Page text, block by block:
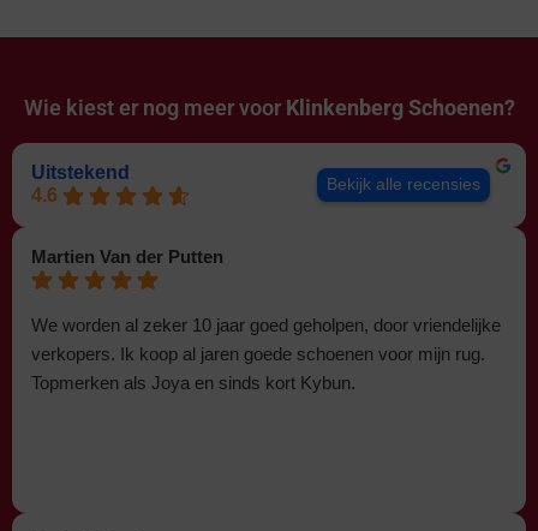
Wie kiest er nog meer voor Klinkenberg Schoenen?
Uitstekend
4.6
Bekijk alle recensies
Martien Van der Putten
We worden al zeker 10 jaar goed geholpen, door vriendelijke
verkopers. Ik koop al jaren goede schoenen voor mijn rug.
Topmerken als Joya en sinds kort Kybun.